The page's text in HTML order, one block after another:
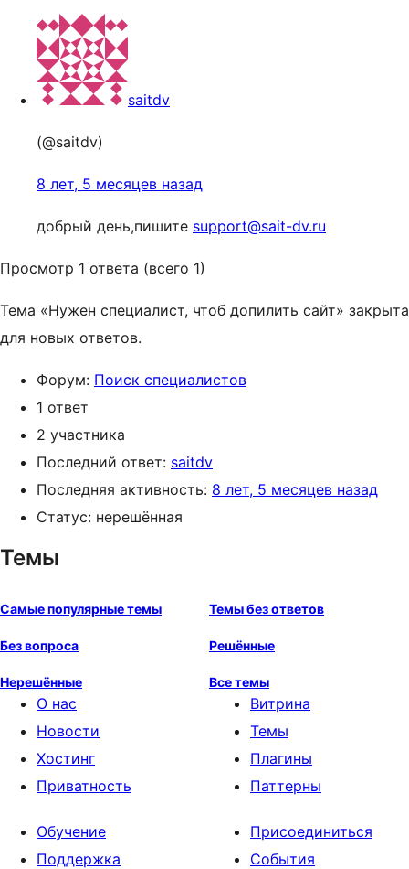
saitdv
(@saitdv)
8 лет, 5 месяцев назад
добрый день,пишите support@sait-dv.ru
Просмотр 1 ответа (всего 1)
Тема «Нужен специалист, чтоб допилить сайт» закрыта
для новых ответов.
Форум: Поиск специалистов
1 ответ
2 участника
Последний ответ: saitdv
Последняя активность: 8 лет, 5 месяцев назад
Статус: нерешённая
Темы
Самые популярные темы Темы без ответов
Без вопроса Решённые
Нерешённые Все темы
О нас
Новости
Хостинг
Приватность
Витрина
Темы
Плагины
Паттерны
Обучение
Поддержка
Присоединиться
События